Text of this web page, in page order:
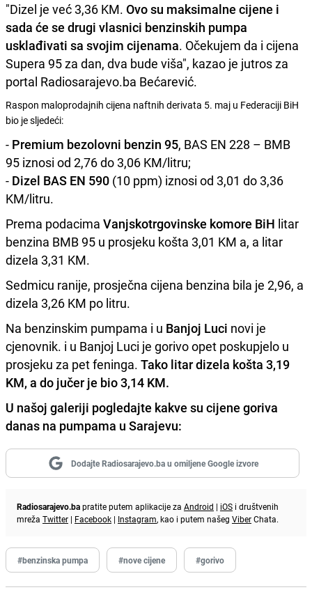
"Dizel je već 3,36 KM. Ovo su maksimalne cijene i
sada će se drugi vlasnici benzinskih pumpa
usklađivati sa svojim cijenama. Očekujem da i cijena
Supera 95 za dan, dva bude viša", kazao je jutros za
portal Radiosarajevo.ba Bećarević.
Raspon maloprodajnih cijena naftnih derivata 5. maj u Federaciji BiH
bio je sljedeći:
- Premium bezolovni benzin 95, BAS EN 228 – BMB
95 iznosi od 2,76 do 3,06 KM/litru;
- Dizel BAS EN 590 (10 ppm) iznosi od 3,01 do 3,36
KM/litru.
Prema podacima Vanjskotrgovinske komore BiH litar
benzina BMB 95 u prosjeku košta 3,01 KM a, a litar
dizela 3,31 KM.
Sedmicu ranije, prosječna cijena benzina bila je 2,96, a
dizela 3,26 KM po litru.
Na benzinskim pumpama i u Banjoj Luci novi je
cjenovnik. i u Banjoj Luci je gorivo opet poskupjelo u
prosjeku za pet feninga. Tako litar dizela košta 3,19
KM, a do jučer je bio 3,14 KM.
U našoj galeriji pogledajte kakve su cijene goriva
danas na pumpama u Sarajevu:
Dodajte Radiosarajevo.ba u omiljene Google izvore
Radiosarajevo.bapratite putem aplikacije za Android | iOS i društvenih
mreža Twitter | Facebook | Instagram, kao i putem našeg ViberChata.
#benzinska pumpa #nove cijene #gorivo